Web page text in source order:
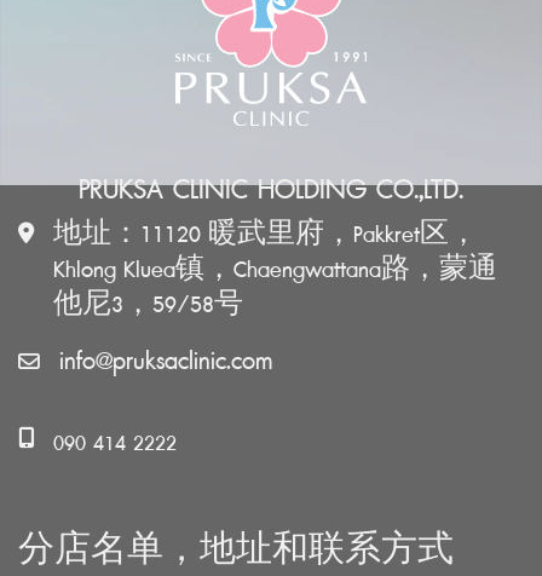
PRUKSA CLINIC HOLDING CO.,LTD.
地址：11120 暖武里府，Pakkret区，
Khlong Kluea镇，Chaengwattana路，蒙通
他尼3，59/58号
info@pruksaclinic.com
090 414 2222
分店名单，地址和联系方式